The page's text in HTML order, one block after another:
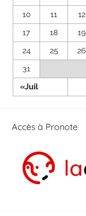
«Juil
10 11 12
17
18 19
24
25 26
31
Accès à Pronote